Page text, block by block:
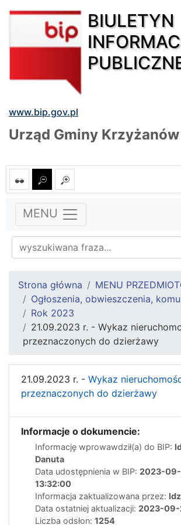
BIULETYN
www.bip.gov.pl
Urząd Gminy Krzyżanów
MENU
Strona główna
MENU
Ogłoszenia, obwieszczenia,
Rok 2023
21.09.2023 r. - Wykaz
przeznaczonych do dzierżawy
21.09.2023 r. - Wykaz
przeznaczonych do dzierżawy
Informacje o dokumencie:
Informację wprowawdził(a) do BIP:
Danuta
Data udostępnienia w BIP: 2023-09-
13:32:00
Informacja zaktualizowana przez:
Data ostatniej aktualizacji: 2023-09-
Liczba odsłon: 1254